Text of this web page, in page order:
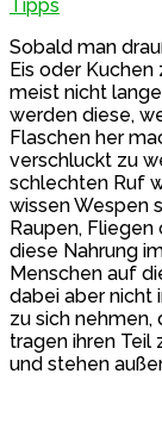
Tipps
Sobald man
Eis oder
meist nicht
werden diese,
Flaschen her
verschluckt zu
schlechten Ruf
wissen Wespen
Raupen,
diese Nahrung
Menschen auf
dabei aber nicht
zu sich nehmen,
tragen ihren
und stehen